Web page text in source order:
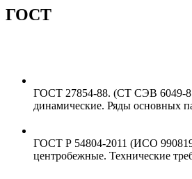
ГОСТ
ГОСТ 27854-88. (СТ СЭВ 6049-
динамические. Ряды основных
ГОСТ Р 54804-2011 (ИСО
центробежные. Технические